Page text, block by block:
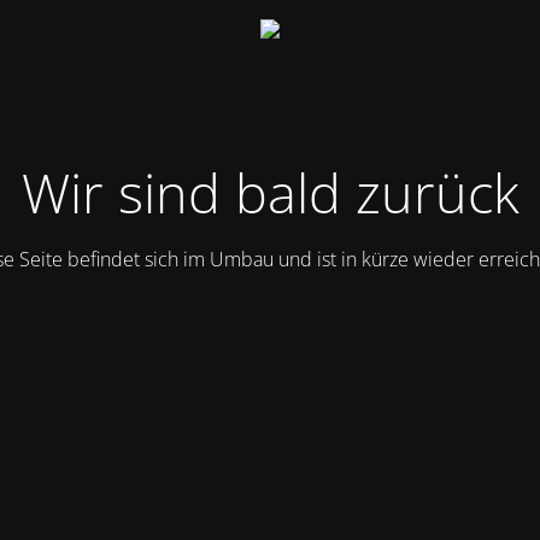
Wir sind bald zurück
Seite befindet sich im Umbau und ist in kürze wieder